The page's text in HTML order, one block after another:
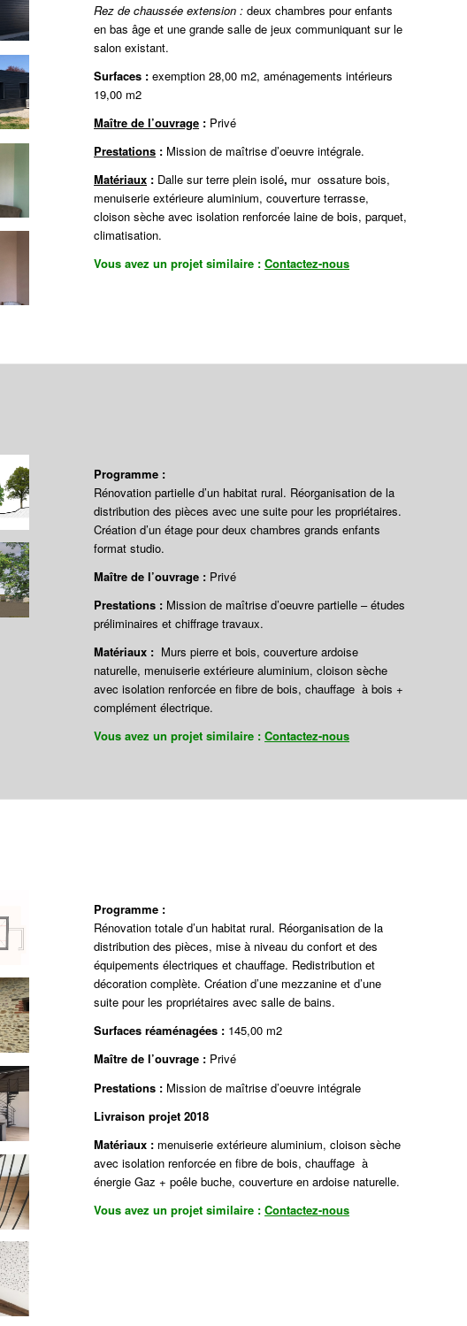
Rez de chaussée extension : deux chambres pour enfants
en bas âge et une grande salle de jeux communiquant sur le
salon existant.
Surfaces :exemption 28,00 m2, aménagements intérieurs
19,00 m2
Maître de l’ouvrage : Privé
Prestations : Mission de maîtrise d’oeuvre intégrale.
Matériaux : Dalle sur terre plein isolé, mur ossature bois,
menuiserie extérieure aluminium, couverture terrasse,
cloison sèche avec isolation renforcée laine de bois, parquet,
climatisation.
Vous avez un projet similaire :Contactez-nous
Programme :
Rénovation partielle d’un habitat rural. Réorganisation de la
distribution des pièces avec une suite pour les propriétaires.
Création d’un étage pour deux chambres grands enfants
format studio.
Maître de l’ouvrage : Privé
Prestations : Mission de maîtrise d’oeuvre partielle – études
préliminaires et chiffrage travaux.
Matériaux : Murs pierre et bois, couverture ardoise
naturelle, menuiserie extérieure aluminium, cloison sèche
avec isolation renforcée en fibre de bois, chauffage à bois +
complément électrique.
Vous avez un projet similaire :Contactez-nous
Programme :
Rénovation totale d’un habitat rural. Réorganisation de la
distribution des pièces, mise à niveau du confort et des
équipements électriques et chauffage. Redistribution et
décoration complète. Création d’une mezzanine et d’une
suite pour les propriétaires avec salle de bains.
Surfaces réaménagées : 145,00 m2
Maître de l’ouvrage : Privé
Prestations : Mission de maîtrise d’oeuvre intégrale
Livraison projet 2018
Matériaux : menuiserie extérieure aluminium, cloison sèche
avec isolation renforcée en fibre de bois, chauffage à
énergie Gaz + poêle buche, couverture en ardoise naturelle.
Vous avez un projet similaire :Contactez-nous